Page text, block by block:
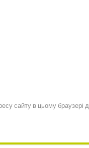
сайту в цьому браузері